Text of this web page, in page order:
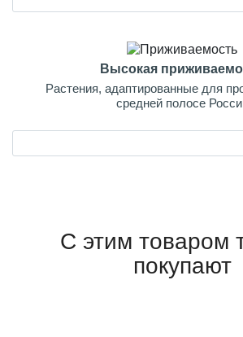
Высокая
Растения, адаптированные для
средней полосе
С этим товаром
покупают